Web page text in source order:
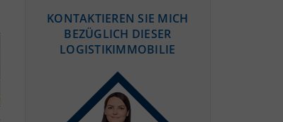
KONTAKTIEREN SIE MICH
BEZÜGLICH DIESER
LOGISTIKIMMOBILIE